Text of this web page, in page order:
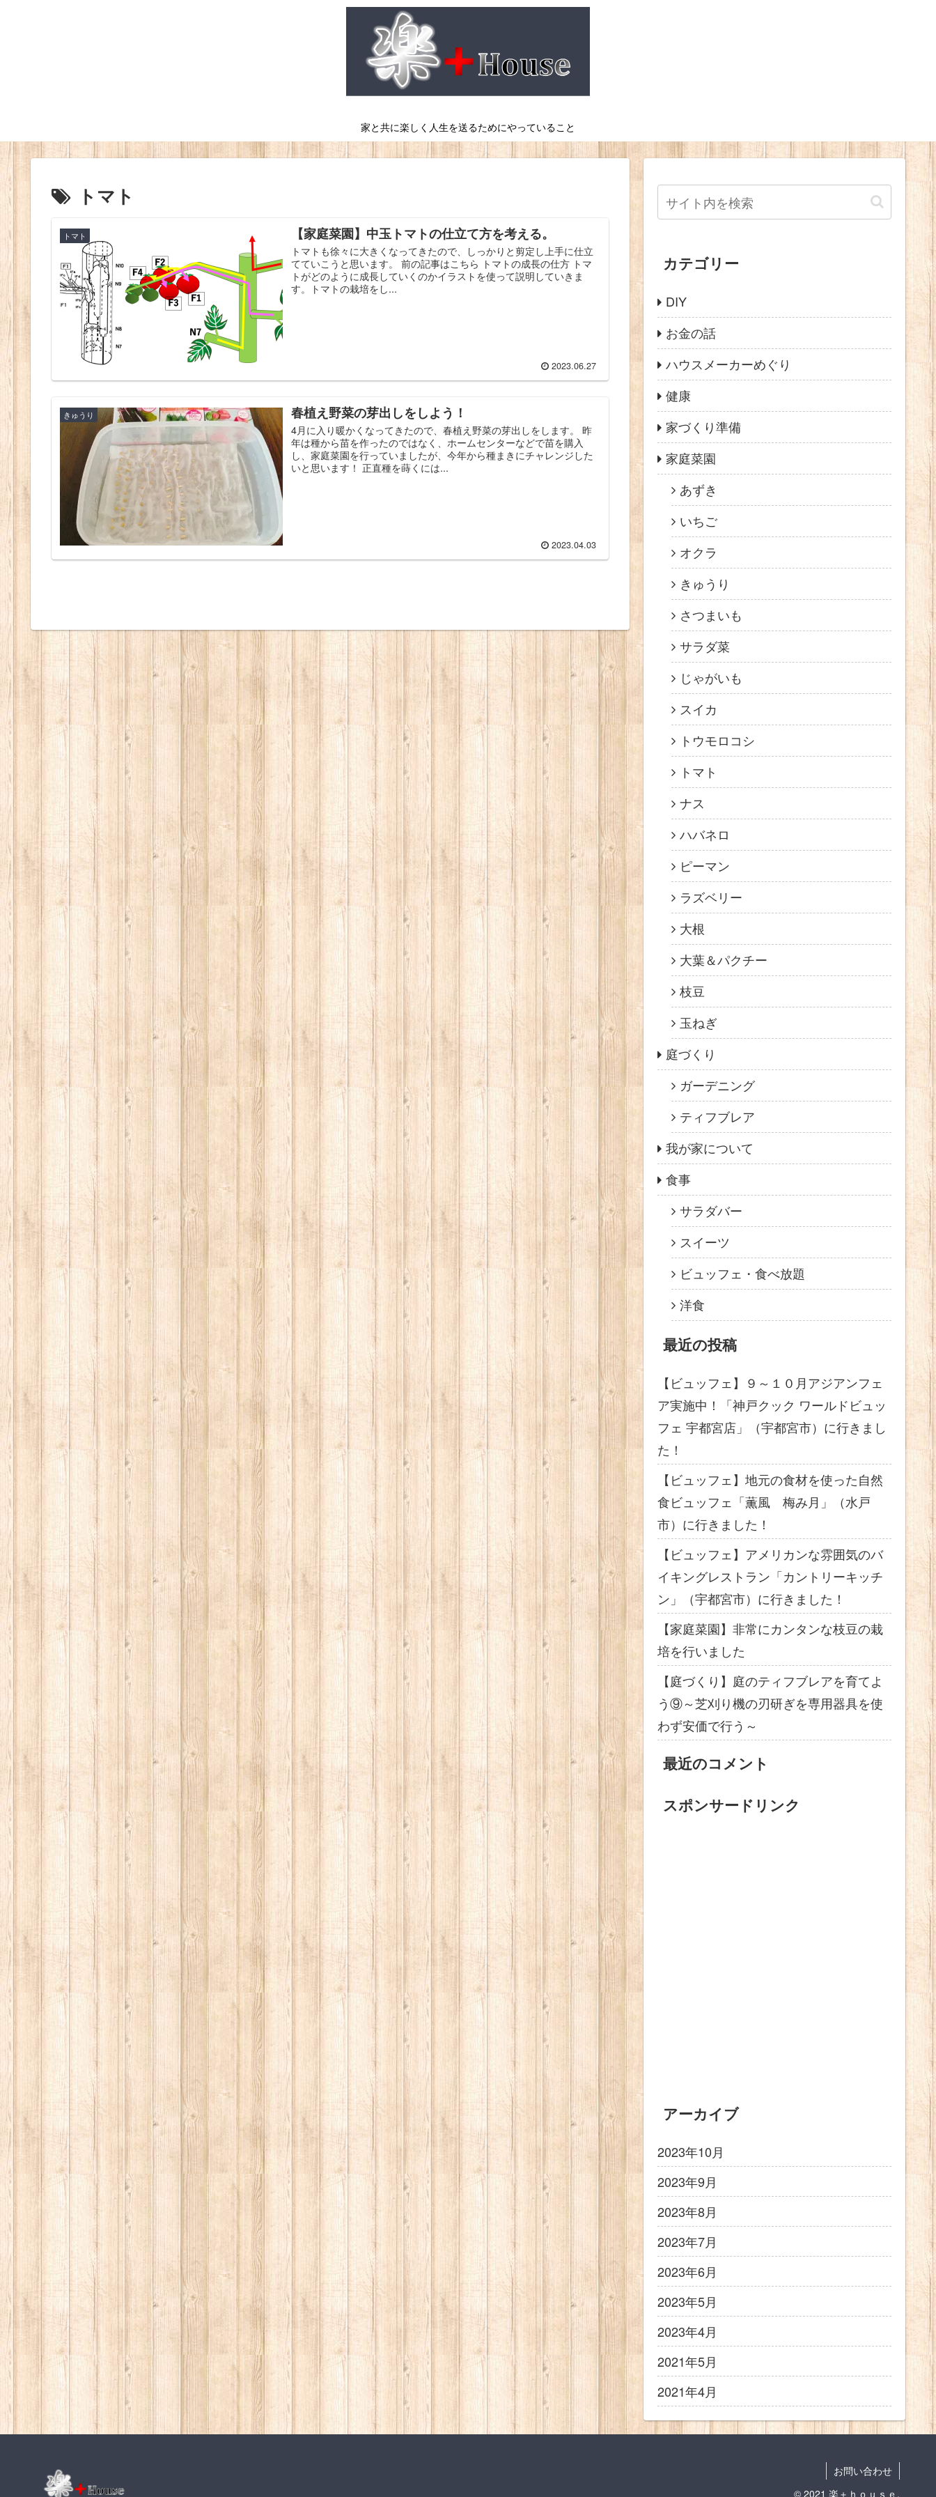
家と共に楽しく人生を送るためにやっていること
トマト
トマト 【家庭菜園】中玉トマトの仕立て方を考える。
トマトも徐々に大きくなってきたので、しっかりと剪定し上手に仕立
てていこうと思います。 前の記事はこちら トマトの成長の仕方 トマ
トがどのように成長していくのかイラストを使って説明していきま
す。トマトの栽培をし...
2023.06.27
きゅうり 春植え野菜の芽出しをしよう！
4月に入り暖かくなってきたので、春植え野菜の芽出しをします。 昨
年は種から苗を作ったのではなく、ホームセンターなどで苗を購入
し、家庭菜園を行っていましたが、今年から種まきにチャレンジした
いと思います！ 正直種を蒔くには...
2023.04.03
カテゴリー
DIY
お金の話
ハウスメーカーめぐり
健康
家づくり準備
家庭菜園
あずき
いちご
オクラ
きゅうり
さつまいも
サラダ菜
じゃがいも
スイカ
トウモロコシ
トマト
ナス
ハバネロ
ピーマン
ラズベリー
大根
大葉＆パクチー
枝豆
玉ねぎ
庭づくり
ガーデニング
ティフブレア
我が家について
食事
サラダバー
スイーツ
ビュッフェ・食べ放題
洋食
最近の投稿
【ビュッフェ】９～１０月アジアンフェ
ア実施中！「神戸クック ワールドビュッ
フェ 宇都宮店」（宇都宮市）に行きまし
た！
【ビュッフェ】地元の食材を使った自然
食ビュッフェ「薫風 梅み月」（水戸
市）に行きました！
【ビュッフェ】アメリカンな雰囲気のバ
イキングレストラン「カントリーキッチ
ン」（宇都宮市）に行きました！
【家庭菜園】非常にカンタンな枝豆の栽
培を行いました
【庭づくり】庭のティフブレアを育てよ
う⑨～芝刈り機の刃研ぎを専用器具を使
わず安価で行う～
最近のコメント
スポンサードリンク
アーカイブ
2023年10月
2023年9月
2023年8月
2023年7月
2023年6月
2023年5月
2023年4月
2021年5月
2021年4月
お問い合わせ
© 2021 楽＋ｈｏｕｓｅ.